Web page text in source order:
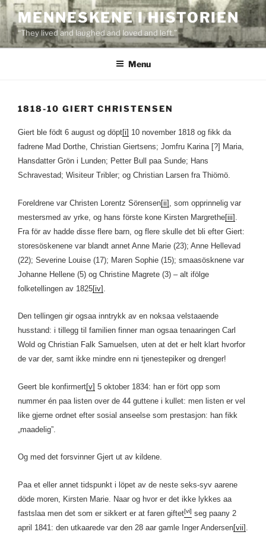
Skip
to
content
MENNESKENE I HISTORIEN
“They lived and laughed and loved and left.”
Menu
1818-10 GIERT CHRISTENSEN
Giert ble födt 6 august og döpt[i] 10 november 1818 og fikk da
fadrene Mad Dorthe, Christian Giertsens; Jomfru Karina [?] Maria,
Hansdatter Grön i Lunden; Petter Bull paa Sunde; Hans
Schravestad; Wisiteur Tribler; og Christian Larsen fra Thiömö.
Foreldrene var Christen Lorentz Sörensen[ii] , som opprinnelig var
mestersmed av yrke, og hans förste kone Kirsten Margrethe[iii]
Fra för av hadde disse flere barn, og flere skulle det bli efter Giert:
storesöskenene var blandt annet Anne Marie (23); Anne Hellevad
(22); Severine Louise (17); Maren Sophie (15); smaasösknene var
Johanne Hellene (5) og Christine Magrete (3) – alt ifölge
folketellingen av 1825[iv]
Den tellingen gir ogsaa inntrykk av en noksaa velstaaende
husstand: i tillegg til familien finner man ogsaa tenaaringen Carl
Wold og Christian Falk Samuelsen, uten at det er helt klart hvorfor
de var der, samt ikke mindre enn ni tjenestepiker og drenger!
Geert ble konfirmert[v] 5 oktober 1834: han er fört opp som
nummer én paa listen over de 44 guttene i kullet: men listen er vel
like gjerne ordnet efter sosial anseelse som prestasjon: han fikk
„maadelig”.
Og med det forsvinner Gjert ut av kildene.
Paa et eller annet tidspunkt i löpet av de neste seks-syv aarene
döde moren, Kirsten Marie. Naar og hvor er det ikke lykkes aa
fastslaa men det som er sikkert er at faren giftet[vi] seg paany 2
april 1841: den utkaarede var den 28 aar gamle Inger Andersen[vii]